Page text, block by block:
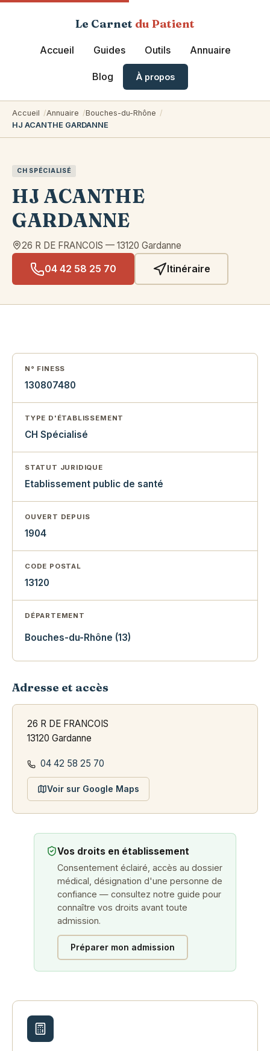
Le Carnet du Patient
Accueil Guides Outils Annuaire
Blog À propos
Accueil Annuaire
Bouches-du-Rhône
HJ ACANTHE GARDANNE
CH SPÉCIALISÉ
HJ ACANTHE
GARDANNE
26 R DE FRANCOIS — 13120 Gardanne
04 42 58 25 70 Itinéraire
N° FINESS
130807480
TYPE D'ÉTABLISSEMENT
CH Spécialisé
STATUT JURIDIQUE
Etablissement public de santé
OUVERT DEPUIS
1904
CODE POSTAL
13120
DÉPARTEMENT
Bouches-du-Rhône (13)
Adresse et accès
26 R DE FRANCOIS
13120 Gardanne
04 42 58 25 70
Voir sur Google Maps
Vos droits en établissement
Consentement éclairé, accès au dossier
médical, désignation d'une personne de
confiance — consultez notre guide pour
connaître vos droits avant toute
admission.
Préparer mon admission